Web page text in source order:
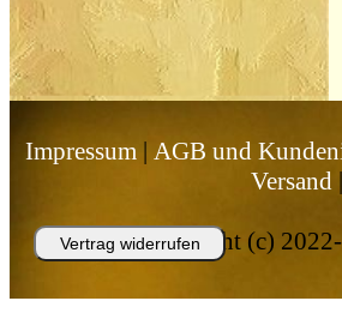
Impressum | AGB und
Versand|
Copyright (c)
Vertrag widerrufen